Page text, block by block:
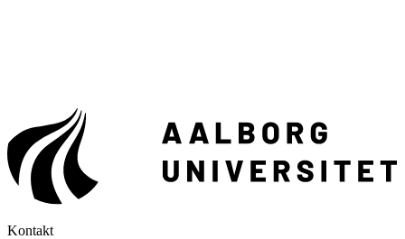
Kontakt